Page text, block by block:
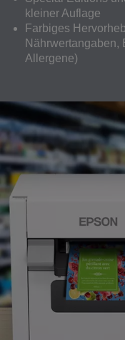
kleiner Auflage
Farbiges
Nährwertangaben,
Allergene)